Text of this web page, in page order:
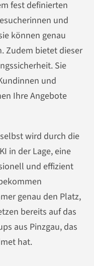
fest definierten
und
können genau
Zudem bietet dieser
Sie
und
Ihre Angebote
wird durch die
in der Lage, eine
und effizient
genau den Platz,
bereits auf das
aus Pinzgau, das
hat.